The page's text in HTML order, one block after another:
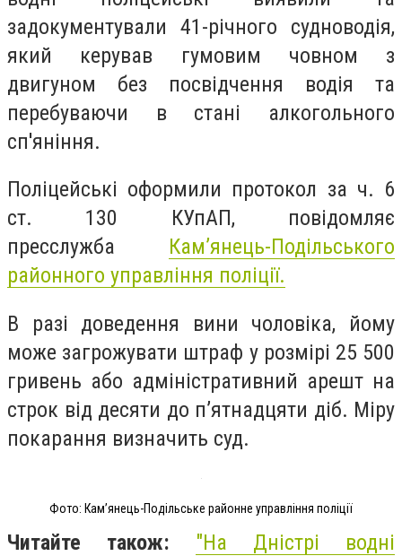
задокументували 41-річного судноводія,
який керував гумовим човном з
двигуном без посвідчення водія та
перебуваючи в стані алкогольного
сп'яніння.
Поліцейські оформили протокол за ч. 6
ст. 130 КУпАП, повідомляє
пресслужба Кам’янець-Подільського
районного управління поліції.
В разі доведення вини чоловіка, йому
може загрожувати штраф у розмірі 25 500
гривень або адміністративний арешт на
строк від десяти до п’ятнадцяти діб. Міру
покарання визначить суд.
Фото: Кам’янець-Подільське районне управління поліції
Читайте також: "На Дністрі водні